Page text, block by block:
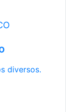
diversos.